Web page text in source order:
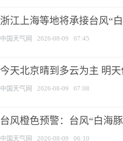
浙江上海等地将承接台风“
中国天气网 2026-08-09 07:45
今天北京晴到多云为主 明
中国天气网 2026-08-09 07:08
台风橙色预警：台风“白海
中国天气网 2026-08-09 06:10